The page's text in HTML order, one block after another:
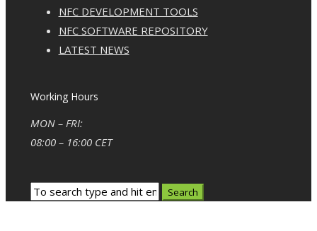
NFC DEVELOPMENT TOOLS
NFC SOFTWARE REPOSITORY
LATEST NEWS
Working Hours
MON – FRI:
08:00 – 16:00 CET